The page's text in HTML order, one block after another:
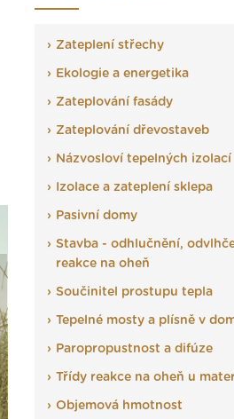
Fasády ETICS a
podstatné v kostce ›
Vyberte si
Zateplení střechy
Ekologie a energetika
Zateplování fasády
Zateplování dřevostaveb
Názvosloví tepelných izolací
Izolace a zateplení sklepa
Pasivní domy
Stavba - odhlučnění,
reakce na oheň
Součinitel prostupu tepla
Tepelné mosty a plísně v
Paropropustnost a difúze
Třídy reakce na oheň u
Objemová hmotnost